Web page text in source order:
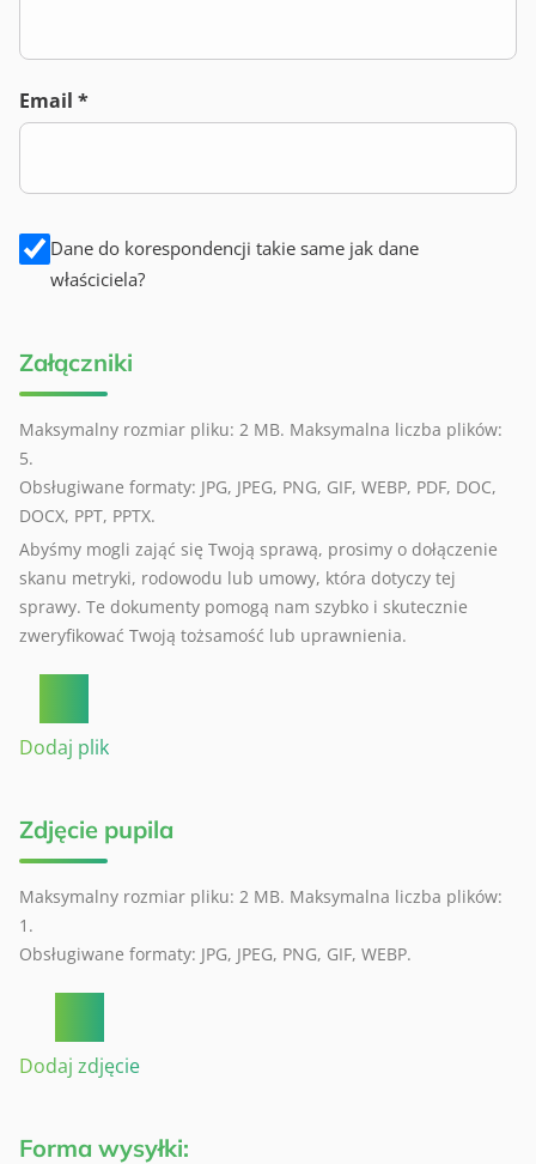
Email *
Dane do korespondencji takie same jak dane
właściciela?
Załączniki
Maksymalny rozmiar pliku: 2 MB. Maksymalna liczba plików:
5.
Obsługiwane formaty: JPG, JPEG, PNG, GIF, WEBP, PDF, DOC,
DOCX, PPT, PPTX.
Abyśmy mogli zająć się Twoją sprawą, prosimy o dołączenie
skanu metryki, rodowodu lub umowy, która dotyczy tej
sprawy. Te dokumenty pomogą nam szybko i skutecznie
zweryfikować Twoją tożsamość lub uprawnienia.
Dodaj plik
Zdjęcie pupila
Maksymalny rozmiar pliku: 2 MB. Maksymalna liczba plików:
1.
Obsługiwane formaty: JPG, JPEG, PNG, GIF, WEBP.
Dodaj zdjęcie
Forma wysyłki: